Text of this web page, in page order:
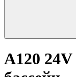
A120